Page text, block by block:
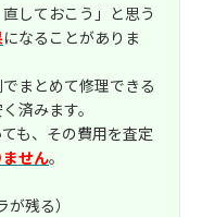
しておこう」と思う
になることがありま
まとめて修理できる
済みます。
も、その費用を査定
せん。
残る）